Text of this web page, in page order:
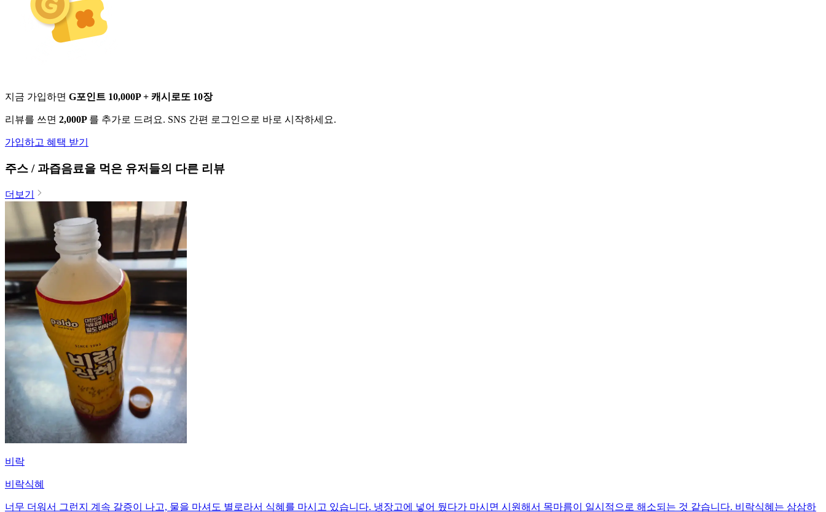
지금 가입하면 G포인트 10,000P + 캐시로또 10장
리뷰를 쓰면 2,000P 를 추가로 드려요. SNS 간편 로그인으로 바로 시작하세요.
가입하고 혜택 받기
주스 / 과즙음료을 먹은 유저들의 다른 리뷰
더보기
비락
비락식혜
너무 더워서 그런지 계속 갈증이 나고, 물을 마셔도 별로라서 식혜를 마시고 있습니다. 냉장고에 넣어 뒀다가 마시면 시원해서 목마름이 일시적으로 해소되는 것 같습니다. 비락식혜는 삼삼하